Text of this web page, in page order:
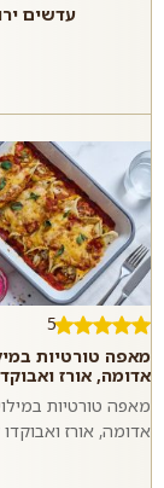
עדשים
5
מאפה טורטיות
אדומה, אורז
מאפה טורטיות
אדומה, אורז ואבוקדו